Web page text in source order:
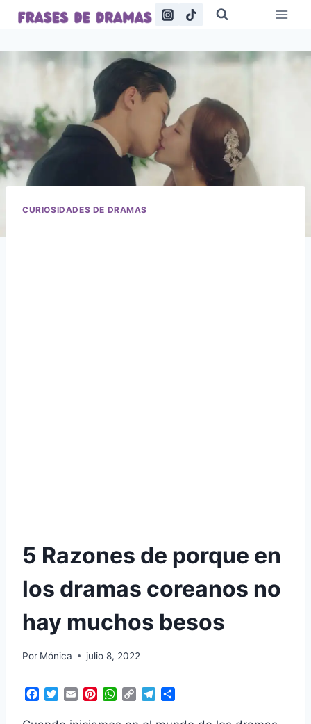
Saltar
CURIOSIDADES DE DRAMAS
5 Razones de porque en
los dramas coreanos no
hay muchos besos
Por Mónica julio 8, 2022
W
C